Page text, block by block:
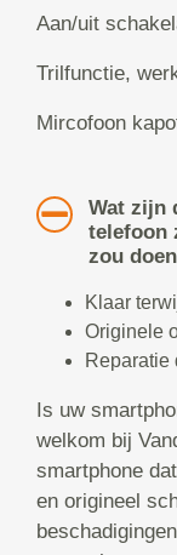
Aan/uit
Trilfunctie,
Mircofoon
Wat zijn
telefoon
zou doen
Klaar
Originele
Reparatie
Is uw
welkom bij
smartphone
en origineel